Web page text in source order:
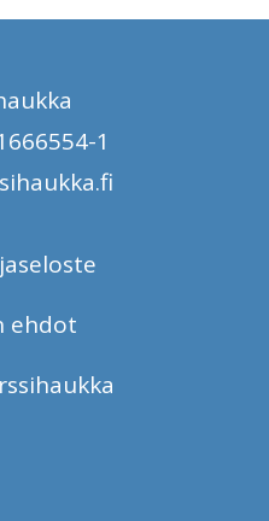
1
ehdot